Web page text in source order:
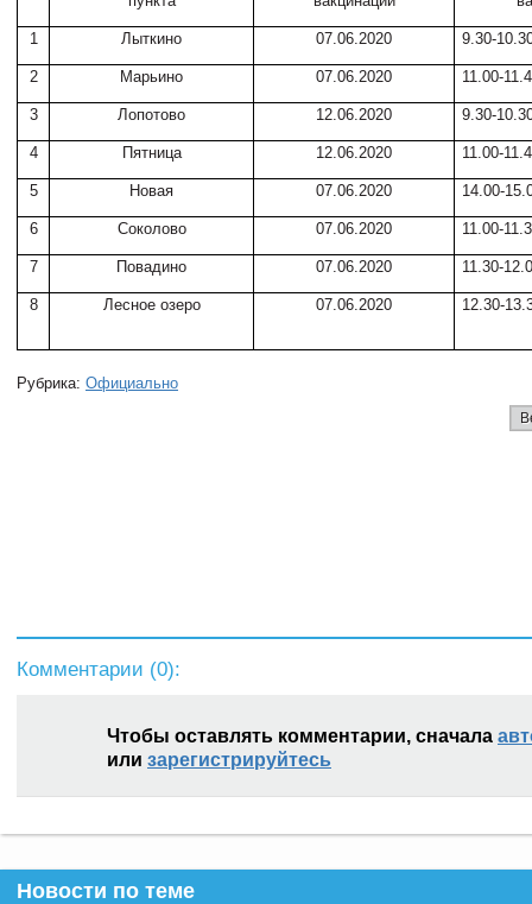
1 Лыткино 07.06.2020 9.30-
2 Марьино 07.06.2020 11.00-
3 Лопотово 12.06.2020 9.30-
4 Пятница 12.06.2020 11.00-
5 Новая 07.06.2020 14.00-
6 Соколово 07.06.2020 11.00-
7 Повадино 07.06.2020 11.30-
8 Лесное озеро 07.06.2020 12.30-
Рубрика: Официально
Комментарии (0):
Чтобы оставлять комментарии, сначала
или зарегистрируйтесь
Новости по теме